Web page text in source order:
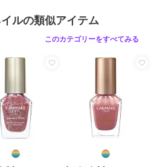
ルの類似アイテム
このカテゴリーをすべてみる